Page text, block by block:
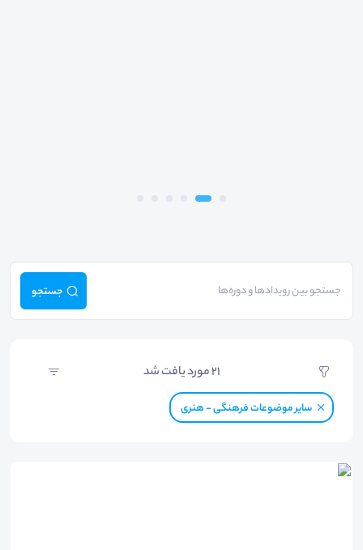
جستجو
21مورد یافت شد
سایر موضوعات فرهنگی - هنری